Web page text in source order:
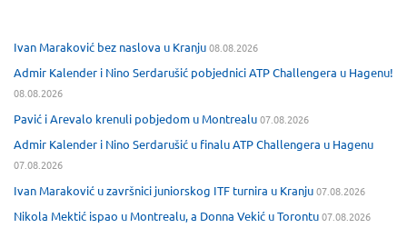
Ivan Maraković bez naslova u Kranju08.08.2026
Admir Kalender i Nino Serdarušić pobjednici ATP Challengera u Hagenu!
08.08.2026
Pavić i Arevalo krenuli pobjedom u Montrealu07.08.2026
Admir Kalender i Nino Serdarušić u finalu ATP Challengera u Hagenu
07.08.2026
Ivan Maraković u završnici juniorskog ITF turnira u Kranju07.08.2026
Nikola Mektić ispao u Montrealu, a Donna Vekić u Torontu07.08.2026